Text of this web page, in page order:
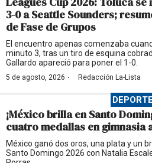
3-0 a Seattle Sounders;
de Fase de Grupos
El encuentro apenas comenzaba
minuto 3, tras un tiro de esquina
Gallardo apareció para poner el 1-0.
5 de agosto, 2026 · Redacción La-Lista
¡México brilla en Santo
cuatro medallas en gimnasia
México ganó dos oros, una plata y un
Santo Domingo 2026 con Natalia